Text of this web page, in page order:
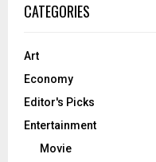
CATEGORIES
Art
Economy
Editor's Picks
Entertainment
Movie